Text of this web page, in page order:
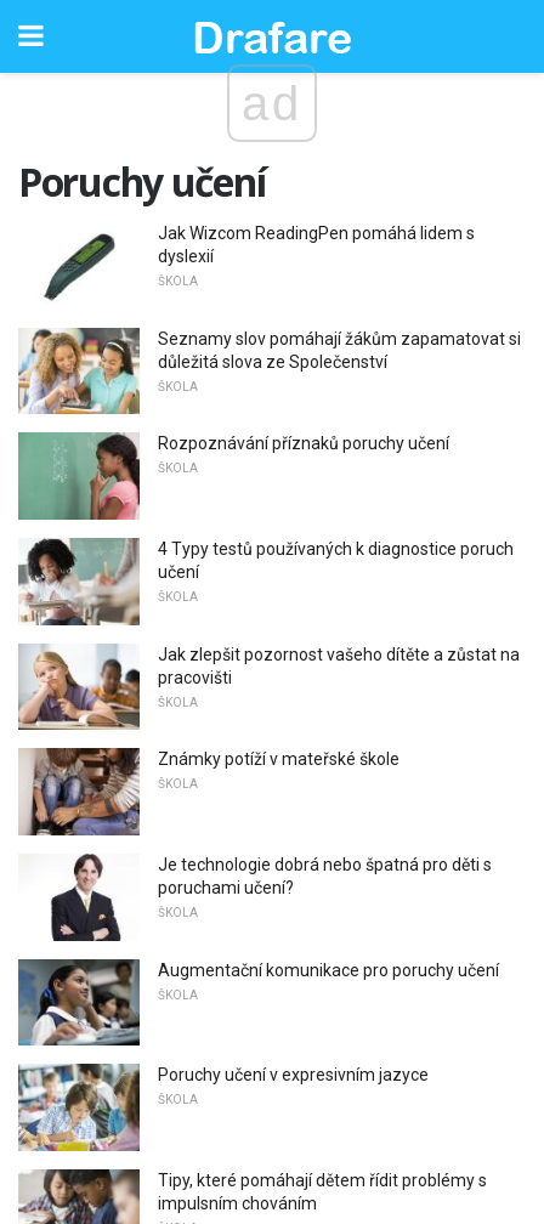
ad
Poruchy učení
Jak Wizcom ReadingPen pomáhá lidem s
dyslexií
ŠKOLA
Seznamy slov pomáhají žákům zapamatovat si
důležitá slova ze Společenství
ŠKOLA
Rozpoznávání příznaků poruchy učení
ŠKOLA
4 Typy testů používaných k diagnostice poruch
učení
ŠKOLA
Jak zlepšit pozornost vašeho dítěte a zůstat na
pracovišti
ŠKOLA
Známky potíží v mateřské škole
ŠKOLA
Je technologie dobrá nebo špatná pro děti s
poruchami učení?
ŠKOLA
Augmentační komunikace pro poruchy učení
ŠKOLA
Poruchy učení v expresivním jazyce
ŠKOLA
Tipy, které pomáhají dětem řídit problémy s
impulsním chováním